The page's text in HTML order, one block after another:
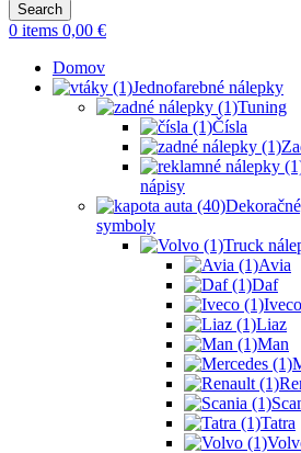
Search
0 items 0,00 €
Domov
Jednofarebné nálepky
Tuning
Čísla
nápisy
symboly
Truck
Avia
Daf
Iveco
Liaz
Man
Tatra